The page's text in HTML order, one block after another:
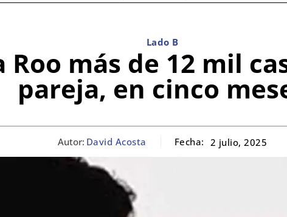
Lado B
más de 12 mil
pareja, en cinco
Autor: David Acosta Fecha: 2 julio, 2025